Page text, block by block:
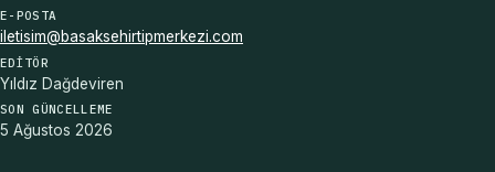
E-POSTA
iletisim@basaksehirtipmerkezi.com
EDITÖR
Yıldız Dağdeviren
SON GÜNCELLEME
5 Ağustos 2026